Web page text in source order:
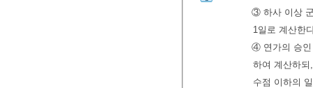
③ 하사 이상
1일로 계산한
④ 연가의 승인
하여 계산하
수점 이하의